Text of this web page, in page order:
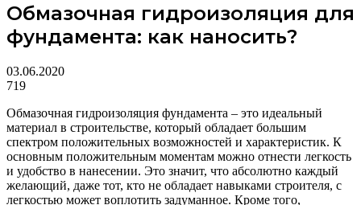
Обмазочная гидроизоляция для
фундамента: как наносить?
03.06.2020
719
Обмазочная гидроизоляция фундамента – это идеальный
материал в строительстве, который обладает большим
спектром положительных возможностей и характеристик. К
основным положительным моментам можно отнести легкость
и удобство в нанесении. Это значит, что абсолютно каждый
желающий, даже тот, кто не обладает навыками строителя, с
легкостью может воплотить задуманное. Кроме того,